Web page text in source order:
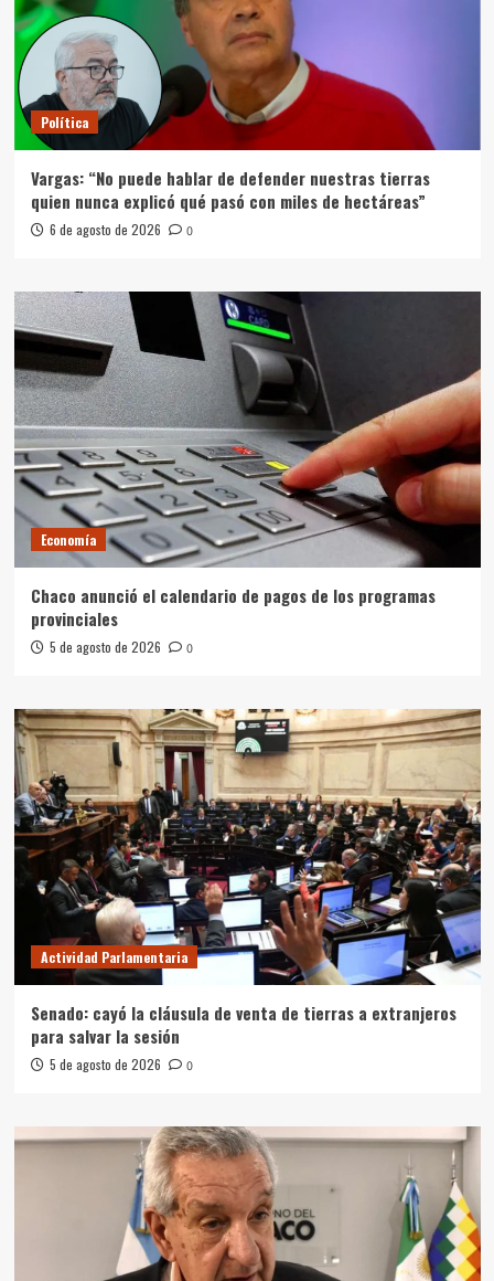
Política
Vargas: “No puede hablar de defender nuestras tierras
quien nunca explicó qué pasó con miles de hectáreas”
6 de agosto de 2026 0
Economía
Chaco anunció el calendario de pagos de los programas
provinciales
5 de agosto de 2026 0
Actividad Parlamentaria
Senado: cayó la cláusula de venta de tierras a extranjeros
para salvar la sesión
5 de agosto de 2026 0